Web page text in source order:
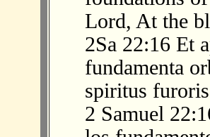
Lord, At the
2Sa 22:16 Et
fundamenta
spiritus
2 Samuel